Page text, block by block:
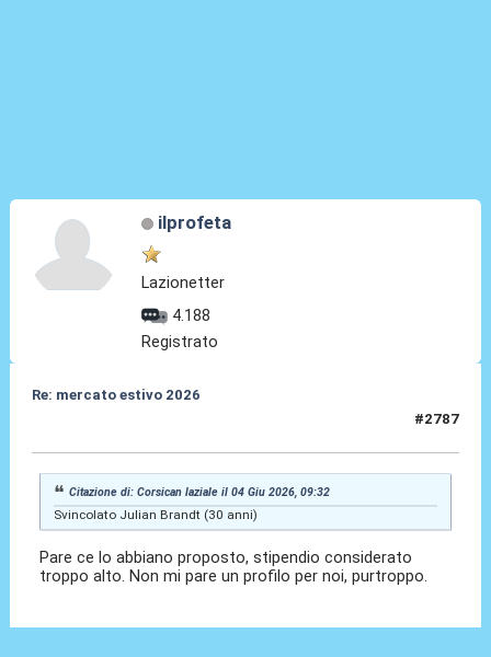
ilprofeta
Lazionetter
4.188
Registrato
Re: mercato estivo 2026
#2787
Citazione di: Corsican laziale il 04 Giu 2026, 09:32
Svincolato Julian Brandt (30 anni)
Pare ce lo abbiano proposto, stipendio considerato
troppo alto. Non mi pare un profilo per noi, purtroppo.